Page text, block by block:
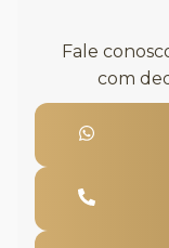
Fale
com